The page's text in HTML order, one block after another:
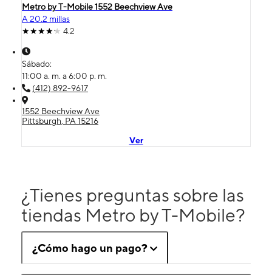
Metro by T-Mobile 1552 Beechview Ave
A 20.2 millas
4.2
Sábado:
11:00 a. m. a 6:00 p. m.
(412) 892-9617
1552 Beechview Ave
Pittsburgh, PA 15216
Ver
¿Tienes preguntas sobre las
tiendas Metro by T-Mobile?
¿Cómo hago un pago?